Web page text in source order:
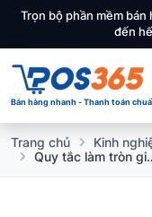
Trọn bộ phần mềm
đến
Bán hàng nhanh - Thanh toán
Trang chủ Kinh
Quy tắc làm tròn